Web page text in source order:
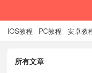
IOS教程 PC教程 安卓教
所有文章